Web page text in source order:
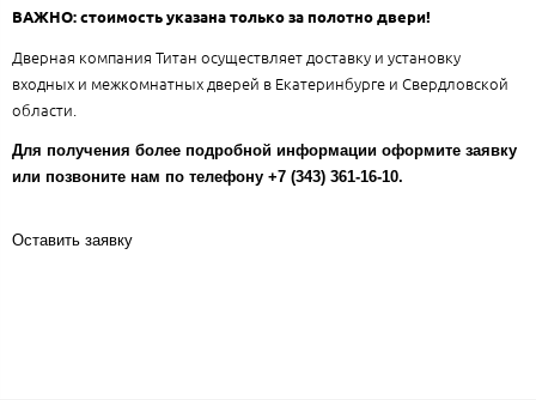
ВАЖНО: стоимость указана только за полотно двери!
Дверная компания Титан осуществляет доставку и установку
входных и межкомнатных дверей в Екатеринбурге и Свердловской
области.
Для получения более подробной информации оформите заявку
или позвоните нам по телефону +7 (343) 361-16-10.
Оставить заявку